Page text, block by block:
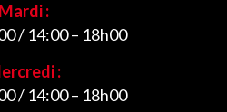
Mardi :
/ 14:00 – 18h00
:
/ 14:00 – 18h00